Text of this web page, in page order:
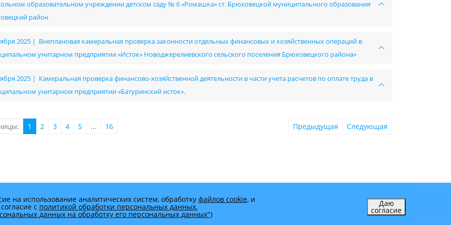
образовательном учреждении детском саду № 6 «Ромашка» ст. Брюховецкой муниципального образования
район
2025 | Внеплановая камеральная проверка законности отдельных финансовых и хозяйственных операций в
унитарном предприятии «Исток» Новоджерелиевского сельского поселения Брюховецкого района»
2025 | Камеральная проверка финансово-хозяйственной деятельности в части учета расчетов по оплате труда в
унитарном предприятии «Батуринский исток».
1 2 3 4 5 ... 16 Предыдущая Следующая
Вход на сайт
на использование аналитических систем, обработку файлов cookie, и
с политикой обработки персональных данных.
данных на обработку его персональных данных")
Даю
согласие